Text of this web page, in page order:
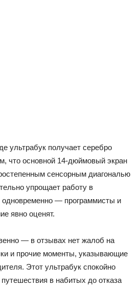
ультрабук получает серебро
что основной 14-дюймовый экран
сенсорным диагональю
упрощает работу в
одновременно — программисты и
явно оценят.
— в отзывах нет жалоб на
и прочие моменты, указывающие
Этот ультрабук спокойно
в набитых до отказа